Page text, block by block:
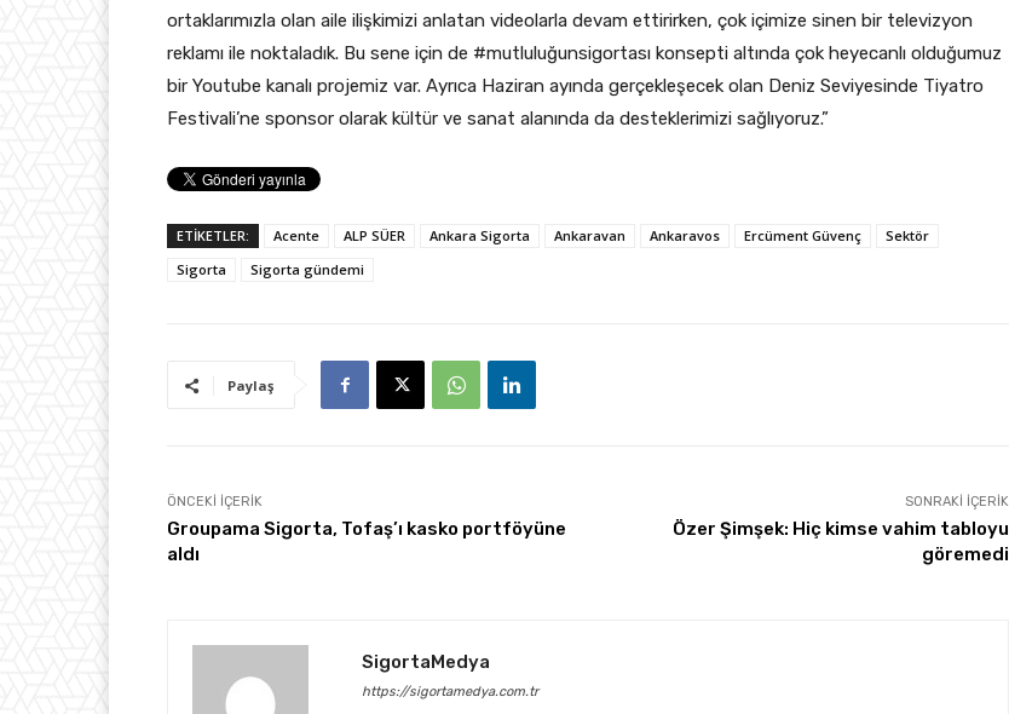
ortaklarımızla olan aile ilişkimizi anlatan videolarla devam ettirirken, çok içimize sinen bir televizyon
reklamı ile noktaladık. Bu sene için de #mutluluğunsigortası konsepti altında çok heyecanlı olduğumuz
bir Youtube kanalı projemiz var. Ayrıca Haziran ayında gerçekleşecek olan Deniz Seviyesinde Tiyatro
Festivali’ne sponsor olarak kültür ve sanat alanında da desteklerimizi sağlıyoruz.”
ETİKETLER: Acente ALP SÜER Ankara Sigorta Ankaravan Ankaravos Ercüment Güvenç
Sektör
Sigorta
Sigorta gündemi
Paylaş
ÖNCEKI İÇERIK
Groupama Sigorta, Tofaş’ı kasko portföyüne
aldı
SONRAKI İÇERIK
Özer Şimşek: Hiç kimse vahim tabloyu
göremedi
SigortaMedya
https://sigortamedya.com.tr